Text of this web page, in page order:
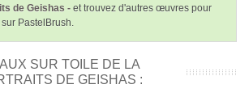
de Geishas - et trouvez d'autres œuvres pour
PastelBrush.
SUR TOILE DE LA
DE GEISHAS :